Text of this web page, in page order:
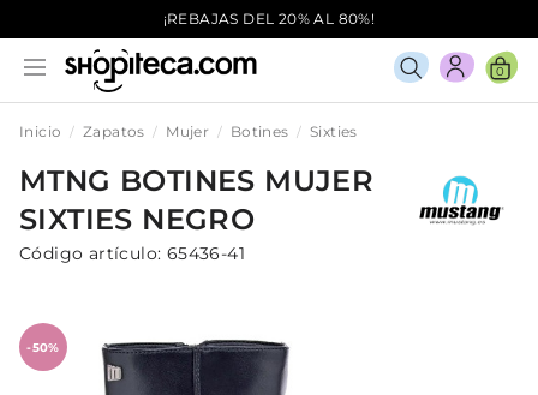
¡REBAJAS DEL 20% AL 80%!
0
Inicio Zapatos Mujer Botines Sixties
MTNG BOTINES MUJER
SIXTIES NEGRO
Código artículo: 65436-41
-50%